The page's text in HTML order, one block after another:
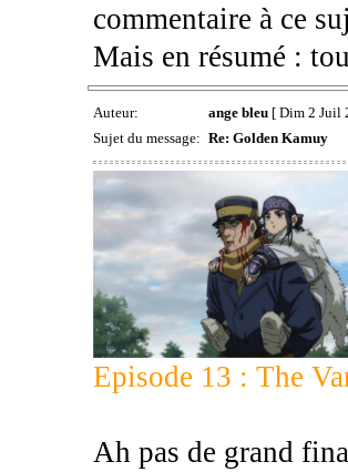
commentaire à ce
Mais en résumé :
Auteur: ange bleu[ Dim 2 Juil
Sujet du message: Re: Golden Kamuy
Episode 13 : The
Ah pas de grand